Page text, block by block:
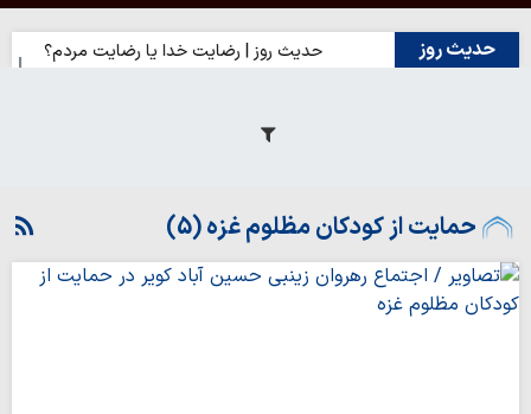
حدیث روز حدیث روز | رضایت خدا یا رضایت مردم؟
حمایت از کودکان مظلوم غزه (5)